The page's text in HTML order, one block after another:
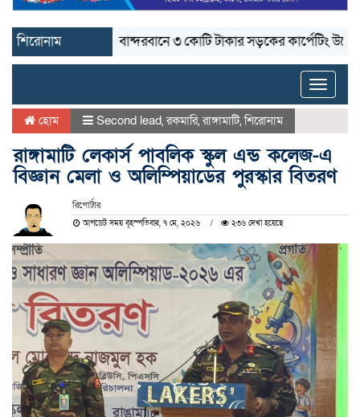
শিরোনাম বান্দরবানে ৩ কোটি টাকার সড়কের কার্পেটিং উঠে যাচ্ছে
Toggle
হোম Second lead,রকমারি,রাঙ্গামাটি,শিরোনাম
রাঙ্গামাটি লেকার্স পাবলিক স্কুল এন্ড কলেজ-এ
বিজ্ঞান মেলা ও অলিম্পিয়াডের পুরস্কার বিতরণ
রিপোর্টার
আপডেট সময় বৃহস্পতিবার, ৭ মে, ২০২৬ ২৩৬ দেখা হয়েছে